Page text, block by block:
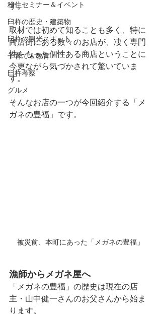
移住セミナー＆イベント
臼杵の歴史・建築物
臼杵の観光スポット
子育て＆教育
臼杵考察
グルメ
す。
取材では初めて知ることも多く、特に
商店街にある数々のお店が、凄く専門
性をもった個性ある商店ということに
今更ながら気づかされて驚いていま
す。
そんなお店の一つが今回紹介する「メ
ガネの豊福」です。
被災前、本町にあった「メガネの豊福」
漁師からメガネ屋へ
「メガネの豊福」の歴史は現在の店
主・山中健一さんのお父さんから始ま
ります。